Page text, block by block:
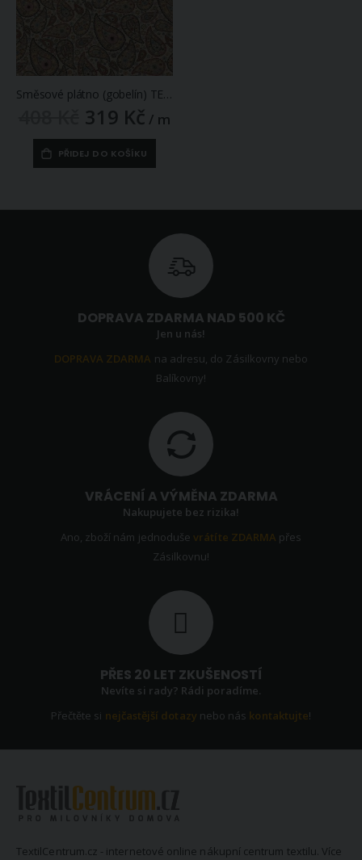
Směsové plátno (gobelín) TEMATIK HINDU 10 kašmírový vzor, béžová, š.140cm (látka v metráži)
Zlevněná
/
cena
319 Kč / m
PŘIDEJ DO KOŠÍKU
DOPRAVA ZDARMA NAD 500 KČ
Jen u nás!
DOPRAVA ZDARMA na adresu, do Zásilkovny nebo
Balíkovny!
VRÁCENÍ A VÝMĚNA ZDARMA
Nakupujete bez rizika!
Ano, zboží nám jednoduševrátíte ZDARMA přes
Zásilkovnu!
PŘES 20 LET ZKUŠENOSTÍ
Nevíte si rady? Rádi poradíme.
Přečtěte si nejčastější dotazy nebo nás kontaktujte!
TextilCentrum.cz - internetové online nákupní centrum textilu. Více